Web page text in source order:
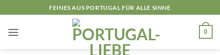
Inhalt
springen
FEINES AUS PORTUGAL FÜR ALLE SINNE
0